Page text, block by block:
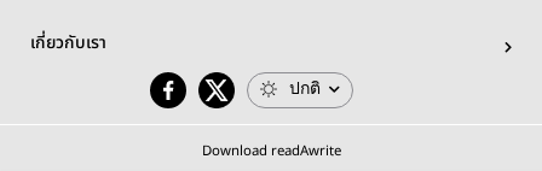
เกี่ยวกับเรา
ปกติ
Download readAwrite